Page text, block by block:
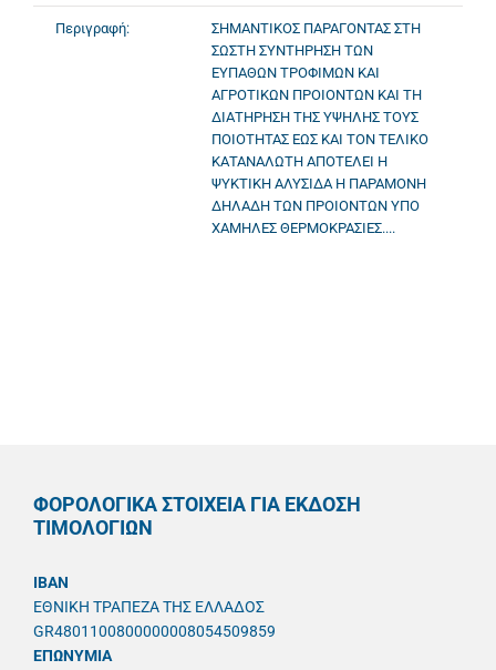
Περιγραφή:
ΣΗΜΑΝΤΙΚΟΣ ΠΑΡΑΓΟΝΤΑΣ ΣΤΗ
ΣΩΣΤΗ ΣΥΝΤΗΡΗΣΗ ΤΩΝ
ΕΥΠΑΘΩΝ ΤΡΟΦΙΜΩΝ ΚΑΙ
ΑΓΡΟΤΙΚΩΝ ΠΡΟΙΟΝΤΩΝ ΚΑΙ ΤΗ
ΔΙΑΤΗΡΗΣΗ ΤΗΣ ΥΨΗΛΗΣ ΤΟΥΣ
ΠΟΙΟΤΗΤΑΣ ΕΩΣ ΚΑΙ ΤΟΝ ΤΕΛΙΚΟ
ΚΑΤΑΝΑΛΩΤΗ ΑΠΟΤΕΛΕΙ Η
ΨΥΚΤΙΚΗ ΑΛΥΣΙΔΑ Η ΠΑΡΑΜΟΝΗ
ΔΗΛΑΔΗ ΤΩΝ ΠΡΟΙΟΝΤΩΝ ΥΠΟ
ΧΑΜΗΛΕΣ ΘΕΡΜΟΚΡΑΣΙΕΣ....
ΦΟΡΟΛΟΓΙΚΑ ΣΤΟΙΧΕΙΑ ΓΙΑ ΕΚΔΟΣΗ
ΤΙΜΟΛΟΓΙΩΝ
IBAN
ΕΘΝΙΚΗ ΤΡΑΠΕΖΑ ΤΗΣ ΕΛΛΑΔΟΣ
GR4801100800000008054509859
ΕΠΩΝΥΜΙΑ